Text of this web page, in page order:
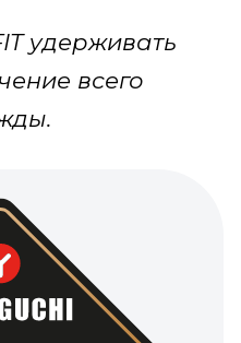
удерживать
всего